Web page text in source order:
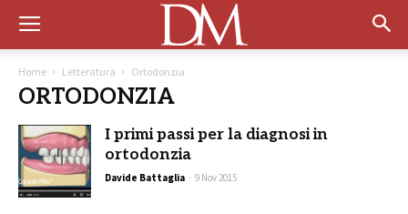
Home Letteratura Ortodonzia
ORTODONZIA
I primi passi per la diagnosi in
ortodonzia
Davide Battaglia - 9 Nov 2015